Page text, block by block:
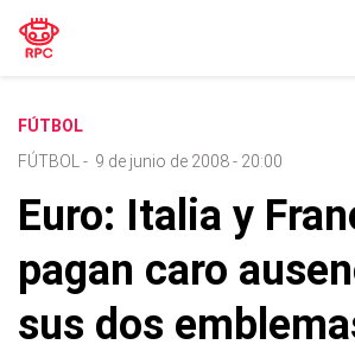
FÚTBOL
FÚTBOL
- 9 de junio de 2008 - 20:00
Euro: Italia y
pagan caro
sus dos